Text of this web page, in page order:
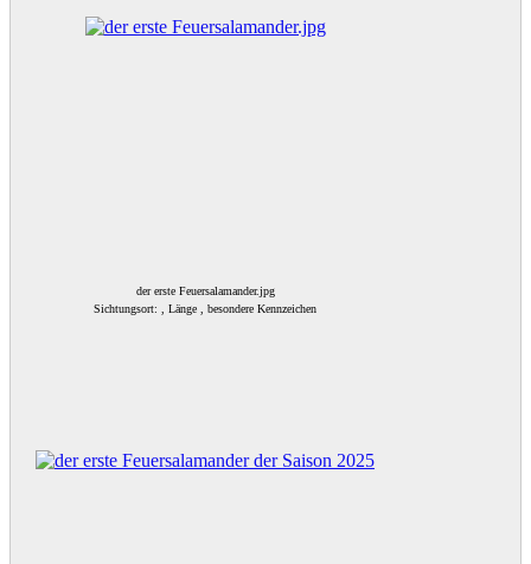
der erste Feuersalamander.jpg
Sichtungsort: , Länge , besondere Kennzeichen